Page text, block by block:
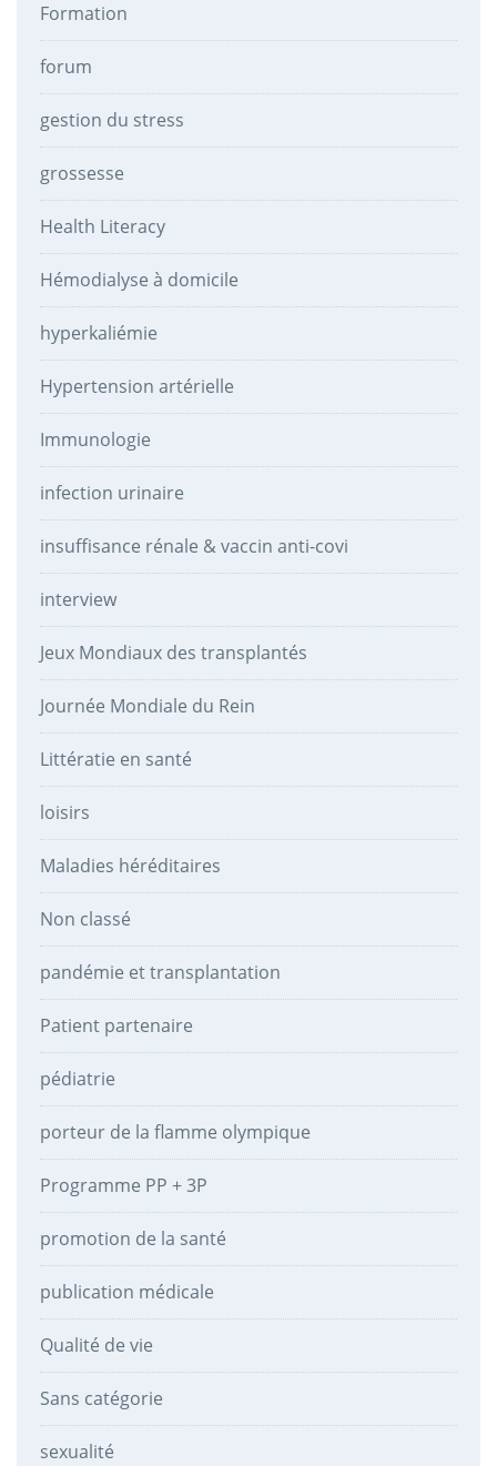
Formation
forum
gestion du stress
grossesse
Health Literacy
Hémodialyse à domicile
hyperkaliémie
Hypertension artérielle
Immunologie
infection urinaire
insuffisance rénale & vaccin anti-covi
interview
Jeux Mondiaux des transplantés
Journée Mondiale du Rein
Littératie en santé
loisirs
Maladies héréditaires
Non classé
pandémie et transplantation
Patient partenaire
pédiatrie
porteur de la flamme olympique
Programme PP + 3P
promotion de la santé
publication médicale
Qualité de vie
Sans catégorie
sexualité